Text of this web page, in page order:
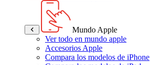
Mundo Apple
Ver todo en mundo apple
Accesorios Apple
Compara los modelos de iPhone